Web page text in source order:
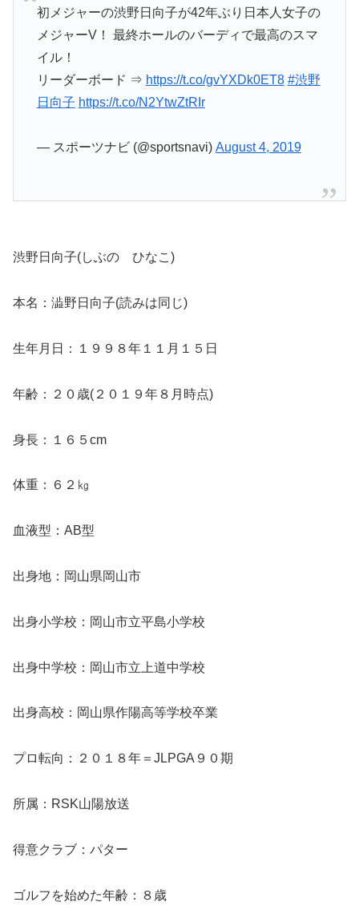
初メジャーの渋野日向子が42年ぶり日本人女子の
メジャーV！ 最終ホールのバーディで最高のスマ
イル！
リーダーボード ⇒ https://t.co/gvYXDk0ET8 #渋野
日向子 https://t.co/N2YtwZtRIr
— スポーツナビ (@sportsnavi) August 4, 2019
渋野日向子(しぶの ひなこ)
本名：澁野日向子(読みは同じ)
生年月日：１９９８年１１月１５日
年齢：２０歳(２０１９年８月時点)
身長：１６５cm
体重：６２㎏
血液型：AB型
出身地：岡山県岡山市
出身小学校：岡山市立平島小学校
出身中学校：岡山市立上道中学校
出身高校：岡山県作陽高等学校卒業
プロ転向：２０１８年＝JLPGA９０期
所属：RSK山陽放送
得意クラブ：パター
ゴルフを始めた年齢：８歳